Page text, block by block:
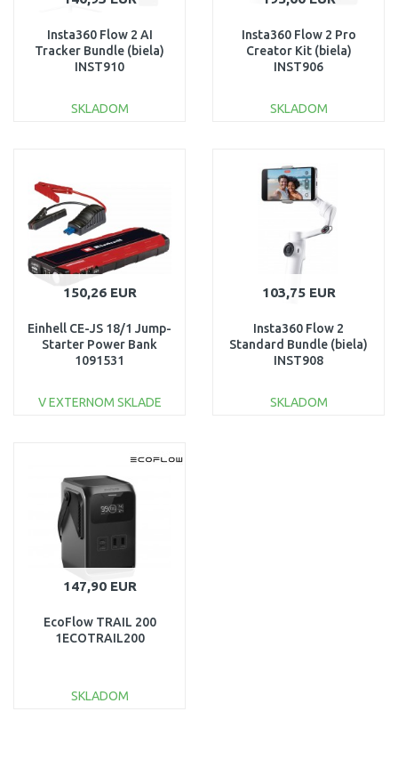
Insta360 Flow 2 AI
Tracker Bundle (biela)
INST910
SKLADOM
Insta360 Flow 2 Pro
Creator Kit (biela)
INST906
SKLADOM
Porovnať
150,26 EUR
Einhell CE-JS 18/1 Jump-
Starter Power Bank
1091531
V EXTERNOM SKLADE
Porovnať
103,75 EUR
Insta360 Flow 2
Standard Bundle (biela)
INST908
SKLADOM
147,90 EUR
EcoFlow TRAIL 200
1ECOTRAIL200
SKLADOM